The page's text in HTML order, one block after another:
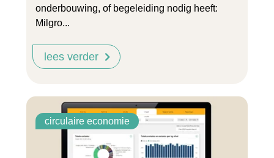
onderbouwing, of begeleiding nodig heeft:
Milgro...
lees verder
circulaire economie